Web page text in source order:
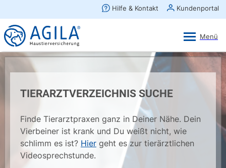
TIERARZTVERZEICHNIS SUCHE
Finde Tierarztpraxen ganz in Deiner Nähe. Dein
Vierbeiner ist krank und Du weißt nicht, wie
schlimm es ist? Hier geht es zur tierärztlichen
Videosprechstunde.
×
AGILA Kunden-App
Gratis - Im Play Store laden
Ansehen